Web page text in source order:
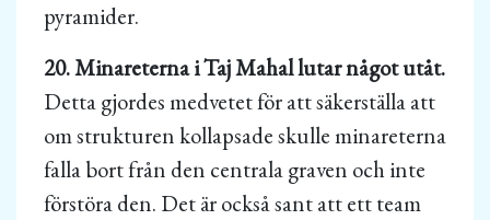
pyramider.
20. Minareterna i Taj Mahal lutar något utåt.
Detta gjordes medvetet för att säkerställa att
om strukturen kollapsade skulle minareterna
falla bort från den centrala graven och inte
förstöra den. Det är också sant att ett team